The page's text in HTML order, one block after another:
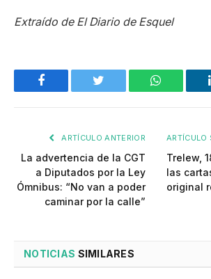
Extraído de El Diario de Esquel
Facebook Twitter WhatsApp
ARTÍCULO ANTERIOR
La advertencia de la CGT
a Diputados por la Ley
Ómnibus: “No van a poder
caminar por la calle”
ARTÍCULO
Trelew,
las
original
NOTICIAS SIMILARES